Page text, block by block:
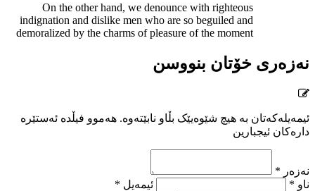
On the other hand, we denounce with righteous
indignation and dislike men who are so beguiled and
demoralized by the charms of pleasure of the moment
نەزەری خۆتان بنووسن
ئیمەیلەکەتان بە هیچ شێوەیێک بڵاو نابێتەوە. هەموو فیڵدە ئەستێرە
دارەکان ئیجبارین
نەزەر *
ناو *
ئیمەیل *